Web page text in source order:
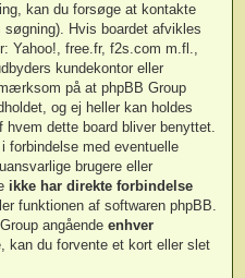
kan du forsøge at kontakte
søgning). Hvis boardet afvikles
Yahoo!, free.fr, f2s.com m.fl.,
kundekontor eller
på at phpBB Group
og ej heller kan holdes
hvem dette board bliver benyttet.
forbindelse med eventuelle
brugere eller
ikke har direkte forbindelse
funktionen af softwaren phpBB.
angående enhver
kan du forvente et kort eller slet